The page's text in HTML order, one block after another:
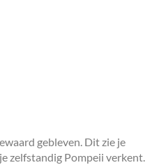
gebleven. Dit zie je
zelfstandig Pompeii verkent.